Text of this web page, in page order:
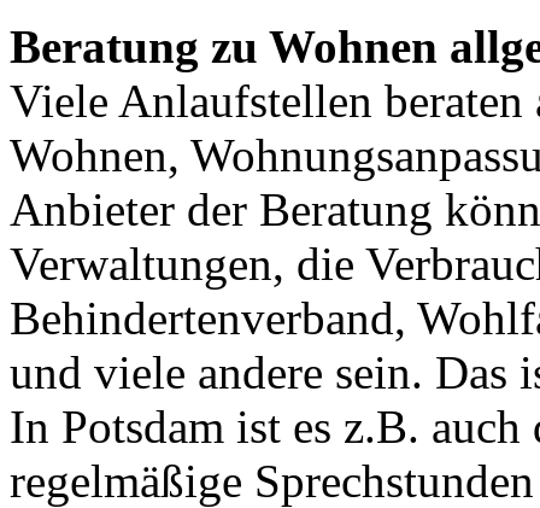
Beratung zu Wohnen
Viele Anlaufstellen
Wohnen,
Anbieter der Beratung
Verwaltungen, die
Behindertenverband,
und viele andere sein.
In Potsdam ist es z.B.
regelmäßige